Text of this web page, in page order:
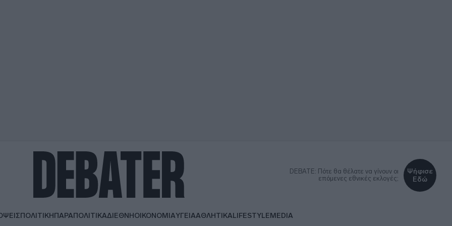
DEBATE: Πότε θα θέλατε να γίνουν οι
επόμενες εθνικές εκλογές;
Ψήφισε
Εδώ
ΠΟΛΙΤΙΚΗΠΑΡΑΠΟΛΙΤΙΚΑΔΙΕΘΝΗΟΙΚΟΝΟΜΙΑΥΓΕΙΑΑΘΛΗΤΙΚΑLIFESTYLEMEDIA